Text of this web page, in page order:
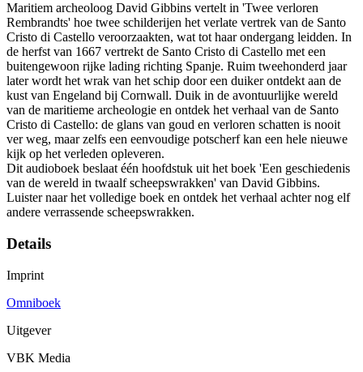
Maritiem archeoloog David Gibbins vertelt in 'Twee verloren
Rembrandts' hoe twee schilderijen het verlate vertrek van de Santo
Cristo di Castello veroorzaakten, wat tot haar ondergang leidden. In
de herfst van 1667 vertrekt de Santo Cristo di Castello met een
buitengewoon rijke lading richting Spanje. Ruim tweehonderd jaar
later wordt het wrak van het schip door een duiker ontdekt aan de
kust van Engeland bij Cornwall. Duik in de avontuurlijke wereld
van de maritieme archeologie en ontdek het verhaal van de Santo
Cristo di Castello: de glans van goud en verloren schatten is nooit
ver weg, maar zelfs een eenvoudige potscherf kan een hele nieuwe
kijk op het verleden opleveren.
Dit audioboek beslaat één hoofdstuk uit het boek 'Een geschiedenis
van de wereld in twaalf scheepswrakken' van David Gibbins.
Luister naar het volledige boek en ontdek het verhaal achter nog elf
andere verrassende scheepswrakken.
Details
Imprint
Omniboek
Uitgever
VBK Media